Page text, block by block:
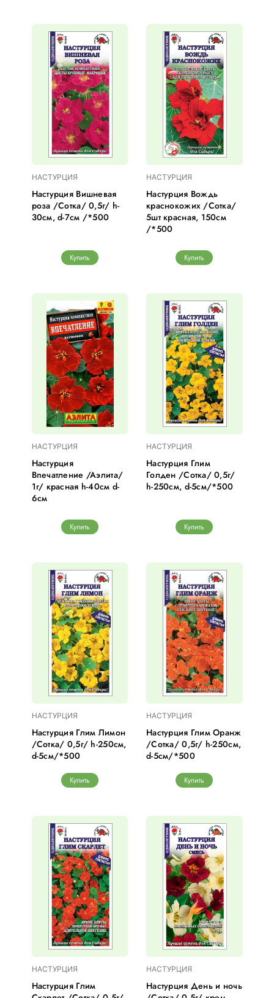
НАСТУРЦИЯ
Настурция Вишневая
роза /Сотка/ 0,5г/ h-
30см, d-7см /*500
Купить
НАСТУРЦИЯ
Настурция Вождь
краснокожих /Сотка/
5шт красная, 150см
/*500
Купить
НАСТУРЦИЯ
Настурция
Впечатление /Аэлита/
1г/ красная h-40см d-
6см
Купить
НАСТУРЦИЯ
Настурция Глим
Голден /Сотка/ 0,5г/
h-250см, d-5см/*500
Купить
НАСТУРЦИЯ
Настурция Глим Лимон
/Сотка/ 0,5г/ h-250см,
d-5см/*500
Купить
НАСТУРЦИЯ
Настурция Глим Оранж
/Сотка/ 0,5г/ h-250см,
d-5см/*500
Купить
НАСТУРЦИЯ
Настурция Глим
НАСТУРЦИЯ
Настурция День и ночь